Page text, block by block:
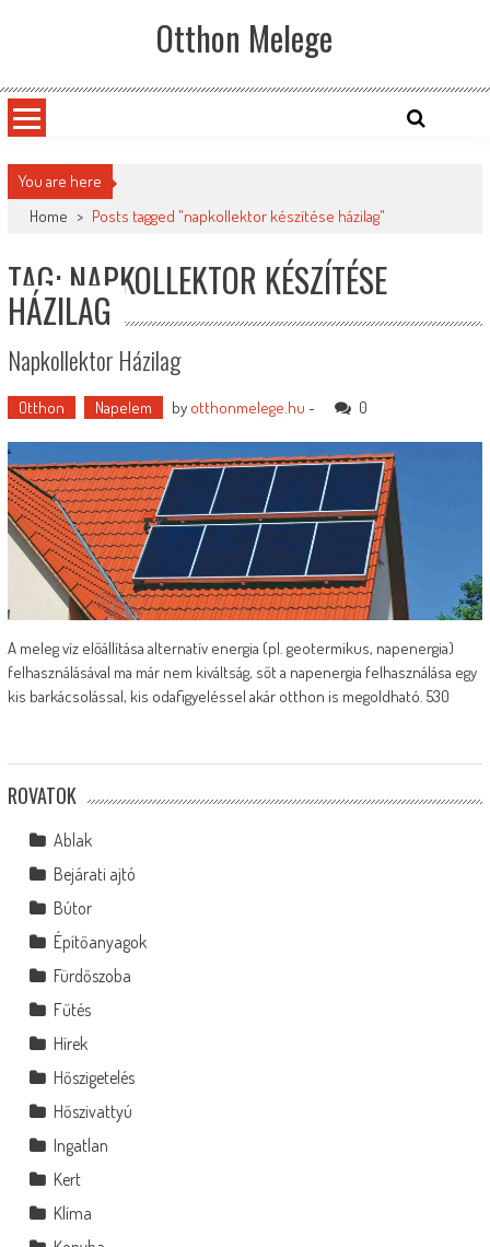
Otthon Melege
You are here
Home > Posts tagged "napkollektor készítése házilag"
TAG: NAPKOLLEKTOR KÉSZÍTÉSE
HÁZILAG
Napkollektor Házilag
Otthon Napelem by otthonmelege.hu - 0
A meleg víz előállítása alternatív energia (pl. geotermikus, napenergia)
felhasználásával ma már nem kiváltság, sőt a napenergia felhasználása egy
kis barkácsolással, kis odafigyeléssel akár otthon is megoldható. 530
ROVATOK
Ablak
Bejárati ajtó
Bútor
Építőanyagok
Fürdőszoba
Fűtés
Hírek
Hőszigetelés
Hőszivattyú
Ingatlan
Kert
Klíma